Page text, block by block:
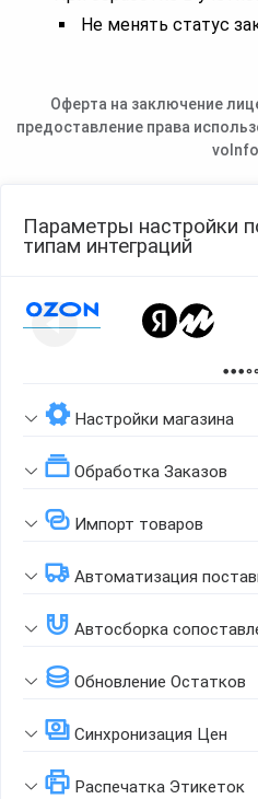
Не менять статус
Оферта на заключение
предоставление права
Параметры настройки
типам интеграций
Настройки магазина
Обработка Заказов
Импорт товаров
Автоматизация
Автосборка
Обновление Остатков
Синхронизация Цен
Распечатка Этикеток